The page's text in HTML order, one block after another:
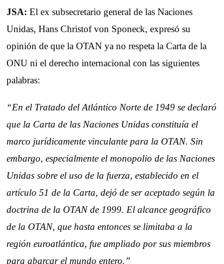
JSA: El ex subsecretario general de las Naciones
Unidas, Hans Christof von Sponeck, expresó su
opinión de que la OTAN ya no respeta la Carta de la
ONU ni el derecho internacional con las siguientes
palabras:
“En el Tratado del Atlántico Norte de 1949 se declaró
que la Carta de las Naciones Unidas constituía el
marco jurídicamente vinculante para la OTAN. Sin
embargo, especialmente el monopolio de las Naciones
Unidas sobre el uso de la fuerza, establecido en el
artículo 51 de la Carta, dejó de ser aceptado según la
doctrina de la OTAN de 1999. El alcance geográfico
de la OTAN, que hasta entonces se limitaba a la
región euroatlántica, fue ampliado por sus miembros
para abarcar el mundo entero.”